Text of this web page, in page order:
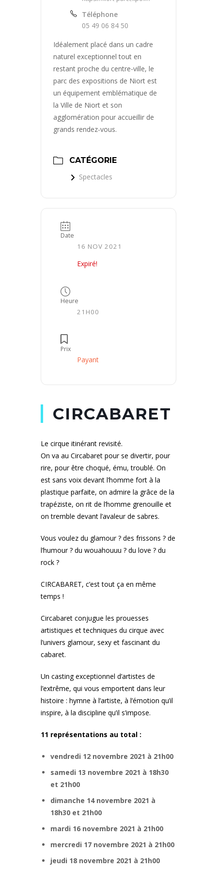
Téléphone
05 49 06 84 50
Idéalement placé dans un cadre
naturel exceptionnel tout en
restant proche du centre-ville, le
parc des expositions de Niort est
un équipement emblématique de
la Ville de Niort et son
agglomération pour accueillir de
grands rendez-vous.
CATÉGORIE
Spectacles
Date
16 NOV 2021
Expiré!
Heure
21H00
Prix
Payant
CIRCABARET
Le cirque itinérant revisité.
On va au Circabaret pour se divertir, pour
rire, pour être choqué, ému, troublé. On
est sans voix devant l’homme fort à la
plastique parfaite, on admire la grâce de la
trapéziste, on rit de l’homme grenouille et
on tremble devant l’avaleur de sabres.
Vous voulez du glamour ? des frissons ? de
l’humour ? du wouahouuu ? du love ? du
rock ?
CIRCABARET, c’est tout ça en même
temps !
Circabaret conjugue les prouesses
artistiques et techniques du cirque avec
l’univers glamour, sexy et fascinant du
cabaret.
Un casting exceptionnel d’artistes de
l’extrême, qui vous emportent dans leur
histoire : hymne à l’artiste, à l’émotion qu’il
inspire, à la discipline qu’il s’impose.
11 représentations au total :
vendredi 12 novembre 2021 à 21h00
samedi 13 novembre 2021 à 18h30
et 21h00
dimanche 14 novembre 2021 à
18h30 et 21h00
mardi 16 novembre 2021 à 21h00
mercredi 17 novembre 2021 à 21h00
jeudi 18 novembre 2021 à 21h00